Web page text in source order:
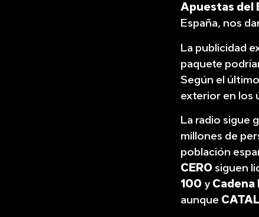
Apuestas del
España, nos
La publicidad
paquete
Según el
exterior en los
La radio sigue
millones de
población
CERO siguen
100 y Cadena
aunque